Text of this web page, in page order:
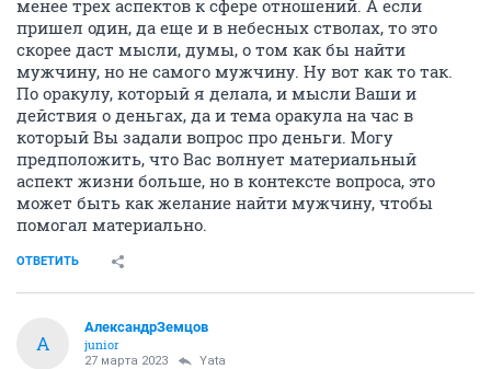
менее трех аспектов к сфере отношений. А если
пришел один, да еще и в небесных стволах, то это
скорее даст мысли, думы, о том как бы найти
мужчину, но не самого мужчину. Ну вот как то так.
По оракулу, который я делала, и мысли Ваши и
действия о деньгах, да и тема оракула на час в
который Вы задали вопрос про деньги. Могу
предположить, что Вас волнует материальный
аспект жизни больше, но в контексте вопроса, это
может быть как желание найти мужчину, чтобы
помогал материально.
ОТВЕТИТЬ
А
АлександрЗемцов
junior
27 марта 2023 Yata